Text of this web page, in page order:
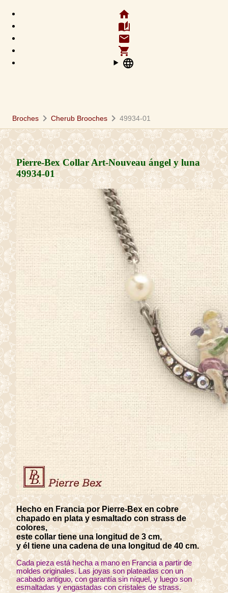
home
auto_stories
email
shopping_cart
language
Broches chevron_right Cherub Brooches chevron_right 49934-01
Pierre-Bex Collar Art-Nouveau ángel y luna
49934-01
Hecho en Francia por Pierre-Bex en cobre
chapado en plata y esmaltado con strass de
colores,
este collar tiene una longitud de 3 cm,
y él tiene una cadena de una longitud de 40 cm.
Cada pieza está hecha a mano en Francia a partir de
moldes originales. Las joyas son plateadas con un
acabado antiguo, con garantía sin níquel, y luego son
esmaltadas y engastadas con cristales de strass.